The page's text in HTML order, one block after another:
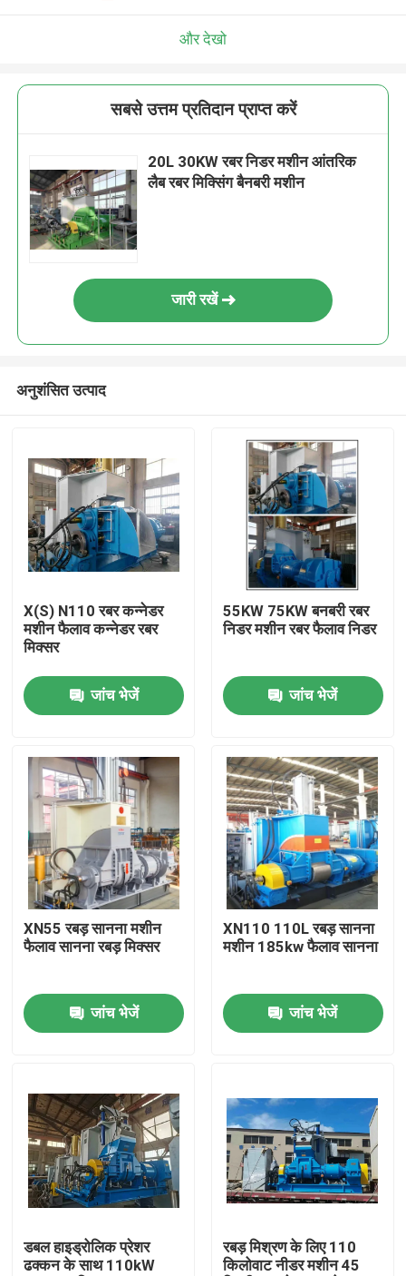
उत्पादों
वीडियो
हमारे बारे में
गुणवत्ता नियंत्रण
संपर्क करें
समाचार
एक उद्धरण का अनुरोध करें
रबर प्रक्रिया मशीन
और देखो
सबसे उत्तम प्रतिदान प्राप्त करें
20L 30KW रबर निडर मशीन आंतरिक
लैब रबर मिक्सिंग बैनबरी मशीन
जारी रखें
अनुशंसित उत्पाद
X(S) N110 रबर कन्नेडर
मशीन फैलाव कन्नेडर रबर
मिक्सर
जांच भेजें
55KW 75KW बनबरी रबर
निडर मशीन रबर फैलाव निडर
जांच भेजें
XN55 रबड़ सानना मशीन
फैलाव सानना रबड़ मिक्सर
जांच भेजें
XN110 110L रबड़ सानना
मशीन 185kw फैलाव सानना
जांच भेजें
डबल हाइड्रोलिक प्रेशर
ढक्कन के साथ 110kW
रबड़ मिश्रण के लिए 110
किलोवाट नीडर मशीन 45